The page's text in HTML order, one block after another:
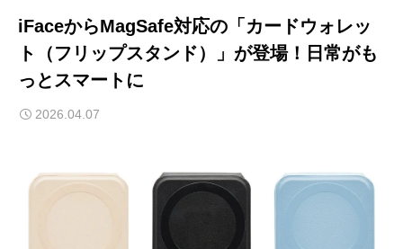
iFaceからMagSafe対応の「カードウォレッ
ト（フリップスタンド）」が登場！日常がも
っとスマートに
2026.04.07